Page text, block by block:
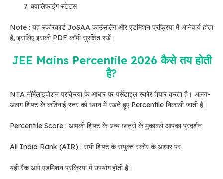
क्वालिफाइंग स्टेटस
Note : यह स्कोरकार्ड JoSAA काउंसलिंग और एडमिशन प्रक्रिया में अनिवार्य होता
है, इसलिए इसकी PDF कॉपी सुरक्षित रखें।
JEE Mains Percentile 2026 कैसे तय होती
है?
NTA नॉर्मलाइजेशन प्रक्रिया के आधार पर पर्सेंटाइल स्कोर तैयार करता है। अलग-
अलग शिफ्ट के कठिनाई स्तर को ध्यान में रखते हुए Percentile निकाली जाती है।
Percentile Score : आपकी शिफ्ट के अन्य छात्रों के मुकाबले आपका प्रदर्शन
All India Rank (AIR) : सभी शिफ्ट के संयुक्त स्कोर के आधार पर
यही रैंक आगे एडमिशन प्रक्रिया में उपयोग होती है।